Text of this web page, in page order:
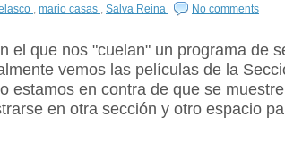
, mario casas , Salva Reina No comments
el que nos "cuelan" un programa de
vemos las películas de la
estamos en contra de que se
en otra sección y otro espacio